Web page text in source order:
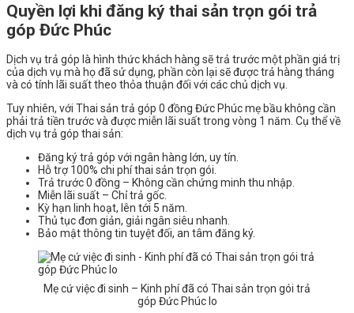
Quyền lợi khi đăng ký thai sản trọn gói trả
góp Đức Phúc
Dịch vụ trả góp là hình thức khách hàng sẽ trả trước một phần giá trị
của dịch vụ mà họ đã sử dụng, phần còn lại sẽ được trả hàng tháng
và có tính lãi suất theo thỏa thuận đối với các chủ dịch vụ.
Tuy nhiên, với Thai sản trả góp 0 đồng Đức Phúc mẹ bầu không cần
phải trả tiền trước và được miễn lãi suất trong vòng 1 năm. Cụ thể về
dịch vụ trả góp thai sản:
Đăng ký trả góp với ngân hàng lớn, uy tín.
Hỗ trợ 100% chi phí thai sản trọn gói.
Trả trước 0 đồng – Không cần chứng minh thu nhập.
Miễn lãi suất – Chỉ trả gốc.
Kỳ hạn linh hoạt, lên tới 5 năm.
Thủ tục đơn giản, giải ngân siêu nhanh.
Bảo mật thông tin tuyệt đối, an tâm đăng ký.
Mẹ cứ việc đi sinh – Kinh phí đã có Thai sản trọn gói trả
góp Đức Phúc lo